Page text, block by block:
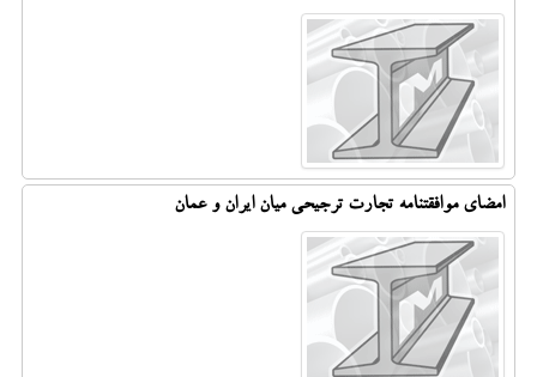
امضای موافقتنامه تجارت ترجیحی میان ایران و عمان